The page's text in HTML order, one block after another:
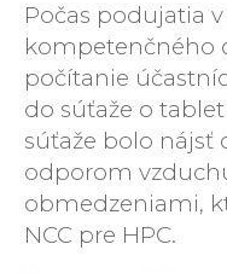
Počas podujatia
kompetenčného
počítanie
do súťaže o
súťaže bolo nájsť
odporom
obmedzeniami,
NCC pre HPC.